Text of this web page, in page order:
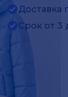
Доставка
Срок от 3